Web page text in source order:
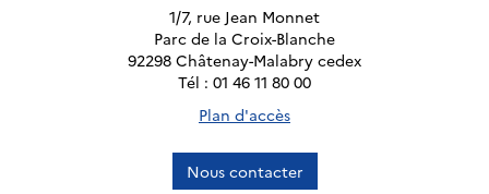
1/7, rue Jean Monnet
Parc de la Croix-Blanche
92298 Châtenay-Malabry cedex
Tél : 01 46 11 80 00
Plan d'accès
Nous contacter